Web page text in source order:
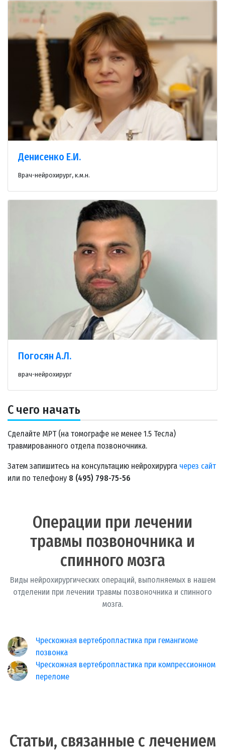
Денисенко Е.И.
Врач-нейрохирург, к.м.н.
Погосян А.Л.
врач-нейрохирург
С чего начать
Сделайте МРТ (на томографе не менее 1.5 Тесла)
травмированного отдела позвоночника.
Затем запишитесь на консультацию нейрохирурга через сайт
или по телефону 8 (495) 798-75-56
Операции при лечении
травмы позвоночника и
спинного мозга
Виды нейрохирургических операций, выполняемых в нашем
отделении при лечении травмы позвоночника и спинного
мозга.
Чрескожная вертебропластика при гемангиоме
позвонка
Чрескожная вертебропластика при компрессионном
переломе
Статьи, связанные с лечением